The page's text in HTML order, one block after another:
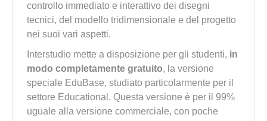
controllo immediato e interattivo dei disegni
tecnici, del modello tridimensionale e del progetto
nei suoi vari aspetti.
Interstudio mette a disposizione per gli studenti, in
modo completamente gratuito, la versione
speciale EduBase, studiato particolarmente per il
settore Educational. Questa versione è per il 99%
uguale alla versione commerciale, con poche